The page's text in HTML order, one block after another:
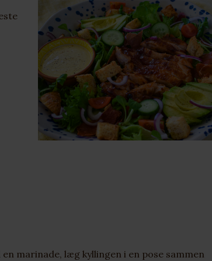
marinade, læg kyllingen i en pose sammen